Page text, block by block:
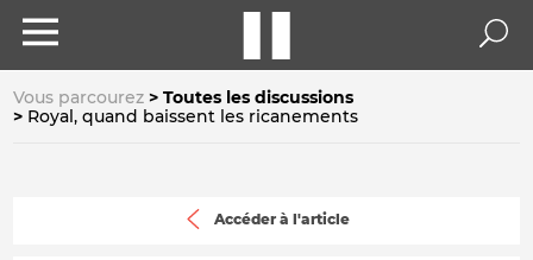
Vous parcourez
Toutes les discussions
Royal, quand baissent les ricanements
Accéder à l'article